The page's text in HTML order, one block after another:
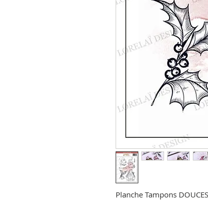
Planche Tampons DOUCES